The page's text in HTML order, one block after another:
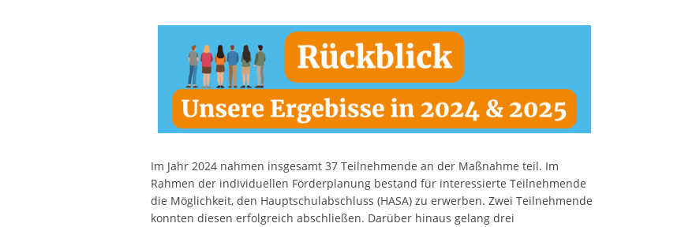
Im Jahr 2024 nahmen insgesamt 37 Teilnehmende an der Maßnahme teil. Im
Rahmen der individuellen Förderplanung bestand für interessierte Teilnehmende
die Möglichkeit, den Hauptschulabschluss (HASA) zu erwerben. Zwei Teilnehmende
konnten diesen erfolgreich abschließen. Darüber hinaus gelang drei